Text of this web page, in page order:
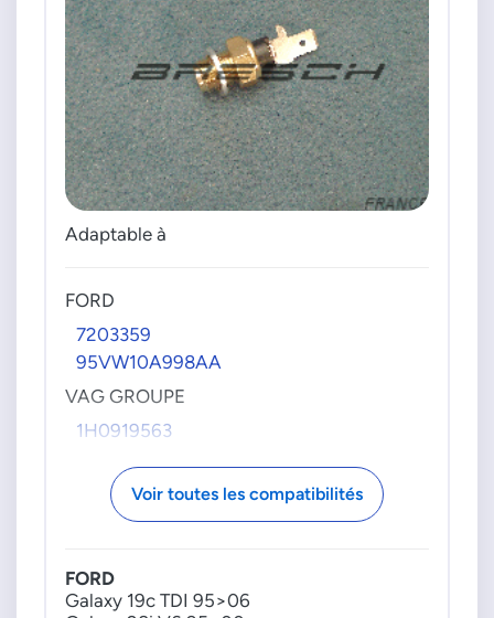
Adaptable à
FORD
7203359
95VW10A998AA
VAG GROUPE
1H0919563
Voir toutes les compatibilités
FORD
Galaxy 19c TDI 95>06